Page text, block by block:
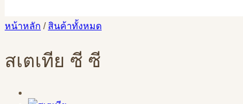
หน้าหลัก / สินค้าทั้งหมด
สเตเทีย ซี ซี